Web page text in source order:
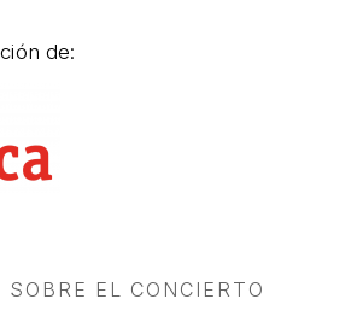
de:
SOBRE EL CONCIERTO